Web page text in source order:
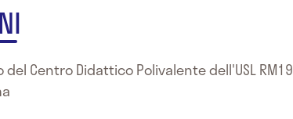
Centro Didattico Polivalente dell'USL RM19